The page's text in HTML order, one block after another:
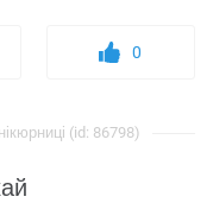
0
(id: 86798)